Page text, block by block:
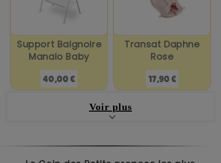
Support Baignoire
Manalo Baby
Prix
40,00 €
Transat Daphne
Rose
Prix
17,90 €
Voir plus